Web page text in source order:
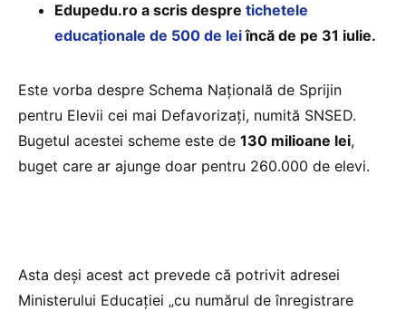
Edupedu.ro a scris despre tichetele
educaționale de 500 de leiîncă de pe 31 iulie.
Este vorba despre Schema Națională de Sprijin
pentru Elevii cei mai Defavorizați, numită SNSED.
Bugetul acestei scheme este de 130 milioane lei,
buget care ar ajunge doar pentru 260.000 de elevi.
Asta deși acest act prevede că potrivit adresei
Ministerului Educației „cu numărul de înregistrare